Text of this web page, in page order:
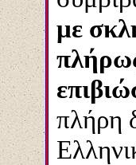
με
πλήρη